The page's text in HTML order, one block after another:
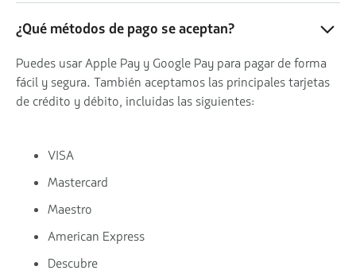
¿Qué métodos de pago se aceptan?
Puedes usar Apple Pay y Google Pay para pagar de forma
fácil y segura. También aceptamos las principales tarjetas
de crédito y débito, incluidas las siguientes:
VISA
Mastercard
Maestro
American Express
Descubre